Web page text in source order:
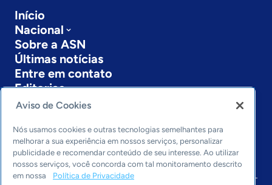
Início
Nacional
Sobre a ASN
Últimas notícias
Entre em contato
Editorias
Economia & Política
Inovação & Tecnologia
Cultura empreendedora
Dados
Arquivo
Aviso de Cookies
Nós usamos cookies e outras tecnologias semelhantes para
melhorar a sua experiência em nossos serviços, personalizar
publicidade e recomendar conteúdo de seu interesse. Ao utilizar
nossos serviços, você concorda com tal monitoramento descrito
em nossa
Política de Privacidade